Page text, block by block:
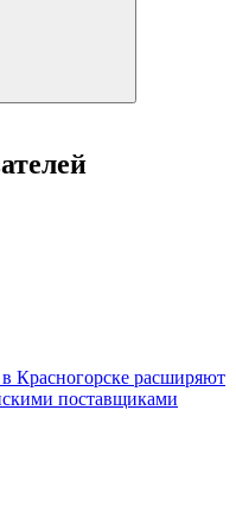
Красногорске расширяют
поставщиками